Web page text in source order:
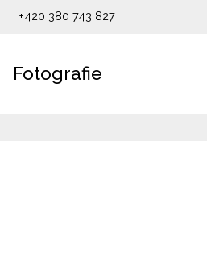
+420 380 743 827
Fotografie